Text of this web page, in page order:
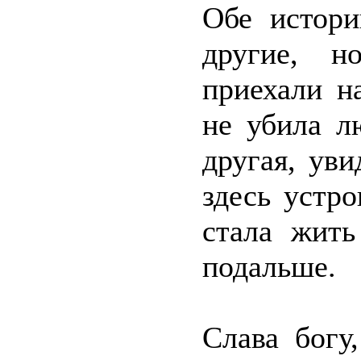
Обе
другие,
приехали
не убила
другая,
здесь
стала
подальше.
Слава